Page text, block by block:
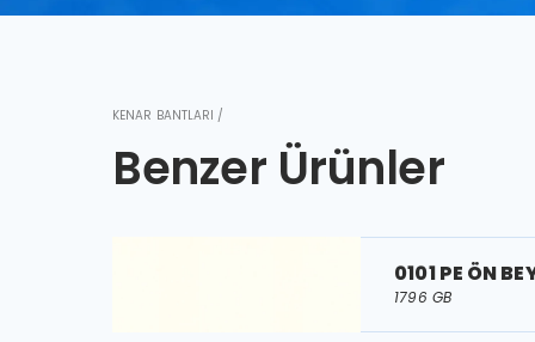
KENAR BANTLARI /
Benzer Ürünler
0101 PE ÖN
1796 GB